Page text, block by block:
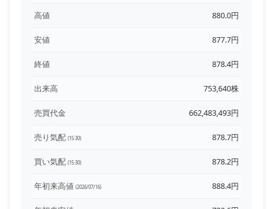
高値 880.0円
安値 877.7円
終値 878.4円
出来高 753,640株
売買代金 662,483,493円
売り気配 (15:30) 878.7円
買い気配 (15:30) 878.2円
年初来高値 (2026/07/16) 888.4円